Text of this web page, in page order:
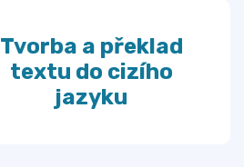
Tvorba a překlad
textu do cizího
jazyku